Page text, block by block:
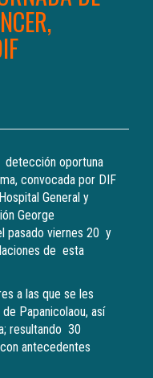
detección oportuna
convocada por DIF
General y
George
pasado viernes 20 y
de esta
a las que se les
Papanicolaou, así
resultando 30
antecedentes